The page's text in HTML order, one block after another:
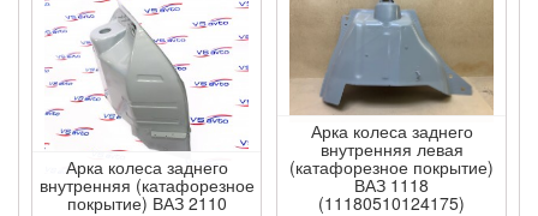
Арка колеса заднего
внутренняя (катафорезное
покрытие) ВАЗ 2110
Арка колеса заднего
внутренняя левая
(катафорезное покрытие)
ВАЗ 1118
(11180510124175)